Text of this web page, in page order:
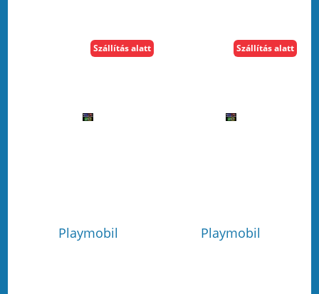
Playmobil
Szállítás alatt
Playmobil
Szállítás alatt